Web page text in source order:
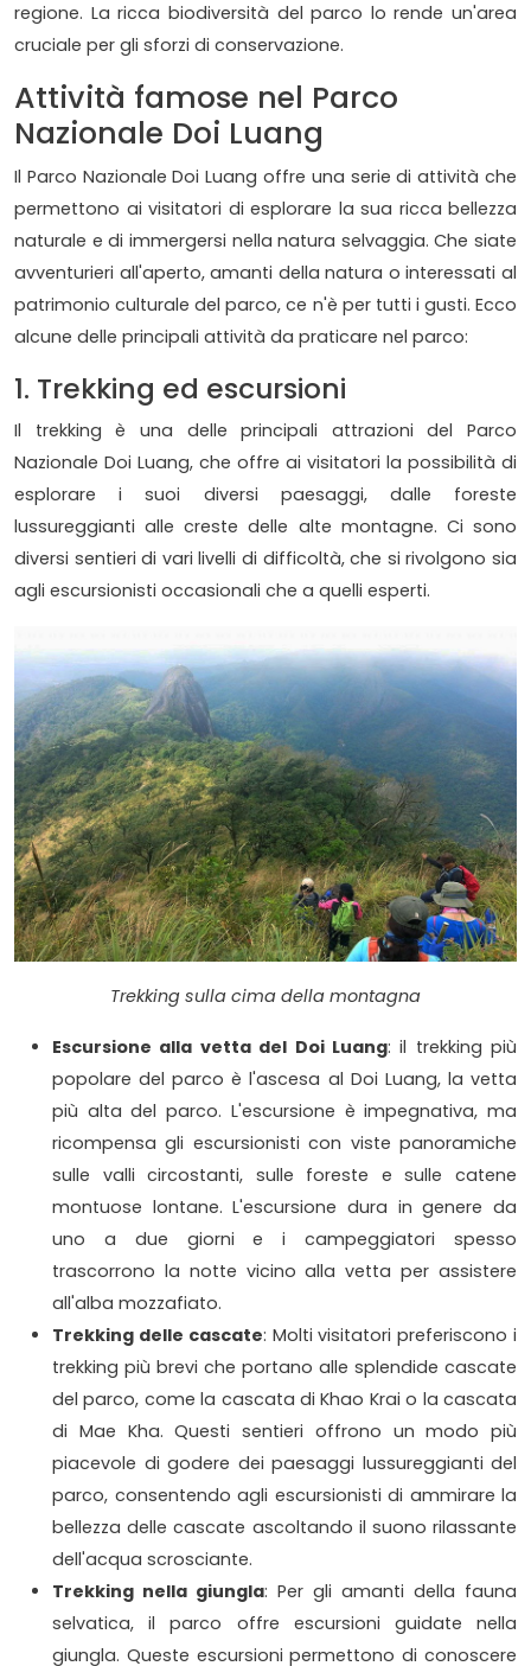
regione. La ricca biodiversità del parco lo rende un'area
cruciale per gli sforzi di conservazione.
Attività famose nel Parco
Nazionale Doi Luang
Il Parco Nazionale Doi Luang offre una serie di attività che
permettono ai visitatori di esplorare la sua ricca bellezza
naturale e di immergersi nella natura selvaggia. Che siate
avventurieri all'aperto, amanti della natura o interessati al
patrimonio culturale del parco, ce n'è per tutti i gusti. Ecco
alcune delle principali attività da praticare nel parco:
1. Trekking ed escursioni
Il trekking è una delle principali attrazioni del Parco
Nazionale Doi Luang, che offre ai visitatori la possibilità di
esplorare i suoi diversi paesaggi, dalle foreste
lussureggianti alle creste delle alte montagne. Ci sono
diversi sentieri di vari livelli di difficoltà, che si rivolgono sia
agli escursionisti occasionali che a quelli esperti.
Trekking sulla cima della montagna
Escursione alla vetta del Doi Luang: il trekking più
popolare del parco è l'ascesa al Doi Luang, la vetta
più alta del parco. L'escursione è impegnativa, ma
ricompensa gli escursionisti con viste panoramiche
sulle valli circostanti, sulle foreste e sulle catene
montuose lontane. L'escursione dura in genere da
uno a due giorni e i campeggiatori spesso
trascorrono la notte vicino alla vetta per assistere
all'alba mozzafiato.
Trekking delle cascate: Molti visitatori preferiscono i
trekking più brevi che portano alle splendide cascate
del parco, come la cascata di Khao Krai o la cascata
di Mae Kha. Questi sentieri offrono un modo più
piacevole di godere dei paesaggi lussureggianti del
parco, consentendo agli escursionisti di ammirare la
bellezza delle cascate ascoltando il suono rilassante
dell'acqua scrosciante.
Trekking nella giungla: Per gli amanti della fauna
selvatica, il parco offre escursioni guidate nella
giungla. Queste escursioni permettono di conoscere